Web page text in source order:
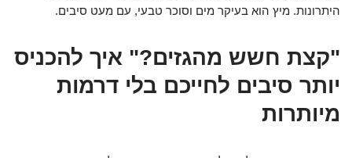
היתרונות. מיץ הוא בעיקר מים וסוכר טבעי, עם מעט סיבים.
"קצת חשש מהגזים?" איך להכניס
יותר סיבים לחייכם בלי דרמות
מיותרות